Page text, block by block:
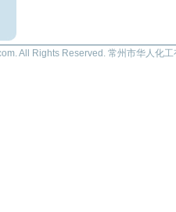
All Rights Reserved. 常州市华人化工